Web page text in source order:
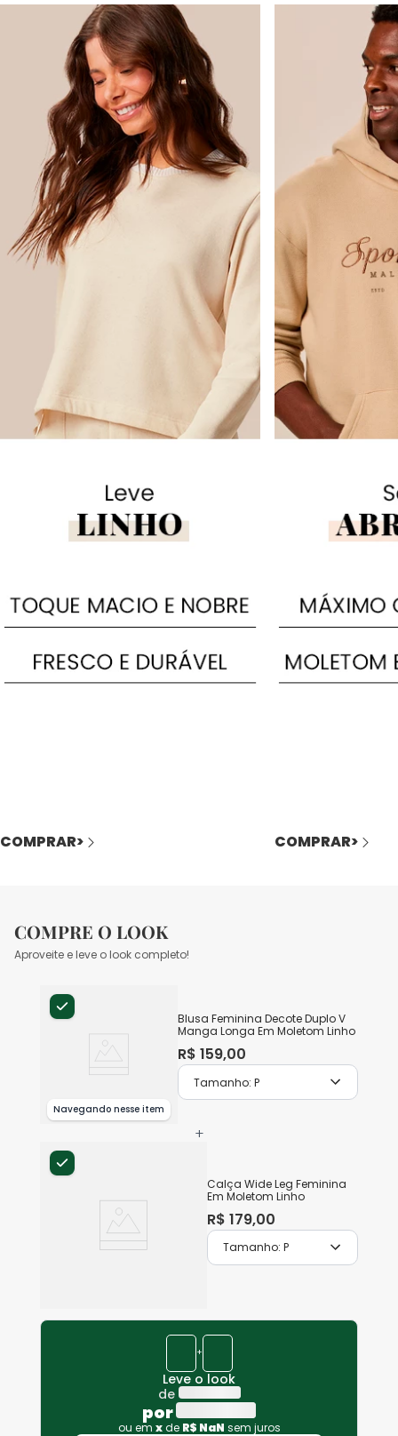
COMPRAR> COMPRAR>
COMPRE O LOOK
Aproveite e leve o look completo!
Navegando nesse item
Blusa Feminina Decote Duplo V
Manga Longa Em Moletom Linho
R$ 159,00
Tamanho:P
+
Calça Wide Leg Feminina
Em Moletom Linho
R$ 179,00
Tamanho:P
+
Leve o look
de
por
ou em x de R$ NaN sem juros